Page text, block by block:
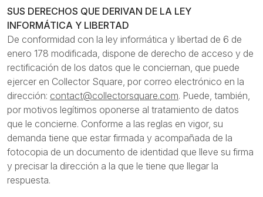
SUS DERECHOS QUE DERIVAN DE LA LEY
INFORMÁTICA Y LIBERTAD
De conformidad con la ley informática y libertad de 6 de
enero 178 modificada, dispone de derecho de acceso y de
rectificación de los datos que le conciernan, que puede
ejercer en Collector Square, por correo electrónico en la
dirección: contact@collectorsquare.com. Puede, también,
por motivos legítimos oponerse al tratamiento de datos
que le concierne. Conforme a las reglas en vigor, su
demanda tiene que estar firmada y acompañada de la
fotocopia de un documento de identidad que lleve su firma
y precisar la dirección a la que le tiene que llegar la
respuesta.